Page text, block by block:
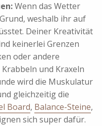
Wenn das Wetter
weshalb ihr auf
Deiner Kreativität
keinerlei Grenzen
oder andere
und Kraxeln
wird die Muskulatur
gleichzeitig die
Board, Balance-Steine,
sich super dafür.